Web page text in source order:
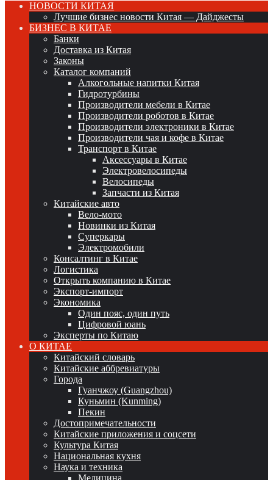
НОВОСТИ КИТАЯ
Лучшие бизнес новости Китая — Дайджесты
БИЗНЕС В КИТАЕ
Банки
Доставка из Китая
Законы
Каталог компаний
Алкогольные напитки Китая
Гидротурбины
Производители мебели в Китае
Производители роботов в Китае
Производители электроники в Китае
Производители чая и кофе в Китае
Транспорт в Китае
Аксессуары в Китае
Электровелосипеды
Велосипеды
Запчасти из Китая
Китайские авто
Вело-мото
Новинки из Китая
Суперкары
Электромобили
Консалтинг в Китае
Логистика
Открыть компанию в Китае
Экспорт-импорт
Экономика
Один пояс, один путь
Цифровой юань
Эксперты по Китаю
О КИТАЕ
Китайский словарь
Китайские аббревиатуры
Города
Гуанчжоу (Guangzhou)
Куньмин (Kunming)
Пекин
Достопримечательности
Китайские приложения и соцсети
Культура Китая
Национальная кухня
Наука и техника
Медицина